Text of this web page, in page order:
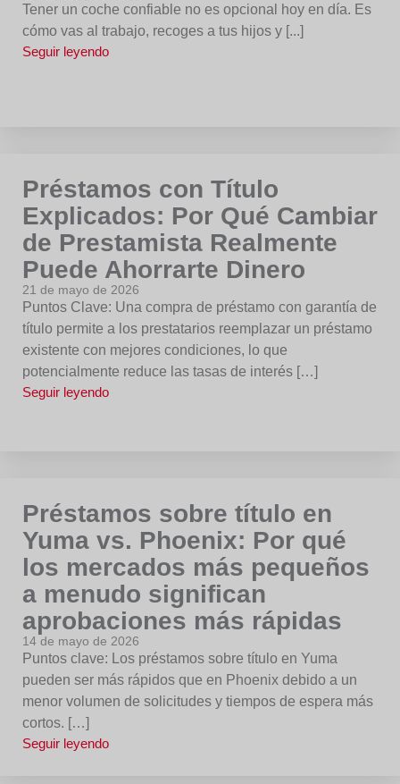
Tener un coche confiable no es opcional hoy en día. Es
cómo vas al trabajo, recoges a tus hijos y [...]
Seguir leyendo
Préstamos con Título
Explicados: Por Qué Cambiar
de Prestamista Realmente
Puede Ahorrarte Dinero
21 de mayo de 2026
Puntos Clave: Una compra de préstamo con garantía de
título permite a los prestatarios reemplazar un préstamo
existente con mejores condiciones, lo que
potencialmente reduce las tasas de interés […]
Seguir leyendo
Préstamos sobre título en
Yuma vs. Phoenix: Por qué
los mercados más pequeños
a menudo significan
aprobaciones más rápidas
14 de mayo de 2026
Puntos clave: Los préstamos sobre título en Yuma
pueden ser más rápidos que en Phoenix debido a un
menor volumen de solicitudes y tiempos de espera más
cortos. […]
Seguir leyendo